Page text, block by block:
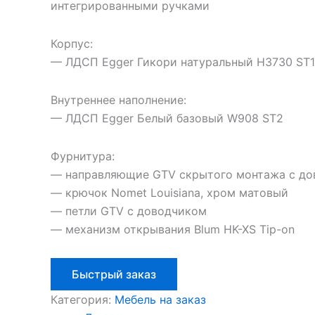
интегрированными ручками
Корпус:
— ЛДСП Egger Гикори натуральный H3730
Внутреннее наполнение:
— ЛДСП Egger Белый базовый W908 ST2
Фурнитура:
— направляющие GTV скрытого монтажа с
— крючок Nomet Louisiana, хром матовый
— петли GTV с доводчиком
— механизм открывания Blum HK-XS Tip-on
Быстрый заказ
Категория: Мебель на заказ